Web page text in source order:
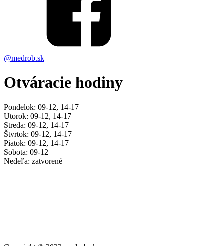
@medrob.sk
Otváracie hodiny
Pondelok: 09-12, 14-17
Utorok: 09-12, 14-17
Streda: 09-12, 14-17
Štvrtok: 09-12, 14-17
Piatok: 09-12, 14-17
Sobota: 09-12
Nedeľa: zatvorené